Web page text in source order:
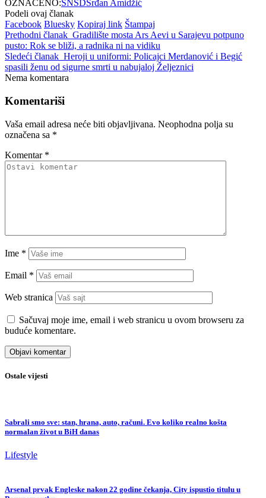
OZNAČENO:SNSDSrđan Amidžić
Podeli ovaj članak
Facebook Bluesky Kopiraj link Štampaj
Prethodni članak Gradilište mosta Ars Aevi u Sarajevu potpuno
pusto: Rok se bliži, a radnika ni na vidiku
Sledeći članak Heroji u uniformi: Policajci Merdanović i Begić
spasili ženu od sigurne smrti u nabujaloj Željeznici
Nema komentara
Komentariši
Vaša email adresa neće biti objavljivana. Neophodna polja su
označena sa *
Komentar *
Ime *
Email *
Web stranica
Sačuvaj moje ime, email i web stranicu u ovom browseru za
buduće komentare.
Ostale vijesti
Sabrali smo sve: stan, hrana, auto, računi. Evo koliko realno košta
normalan život u BiH danas
Lifestyle
Arsenal prvak Engleske nakon 22 godine čekanja, City ispustio titulu u